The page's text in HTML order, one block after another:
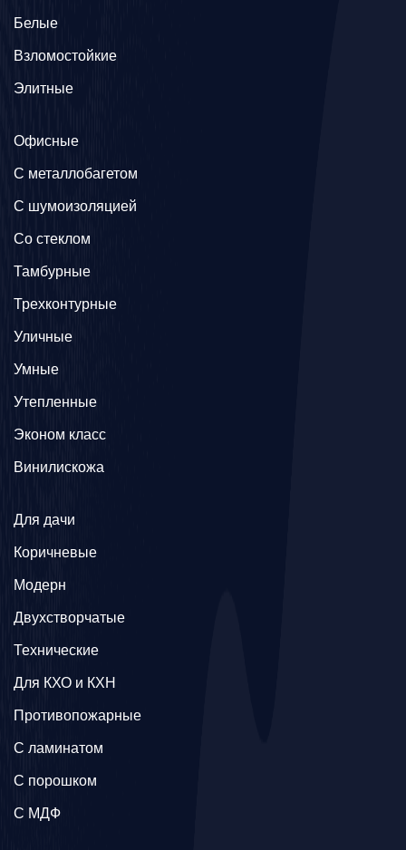
Белые
Взломостойкие
Элитные
Офисные
C металлобагетом
С шумоизоляцией
Со стеклом
Тамбурные
Трехконтурные
Уличные
Умные
Утепленные
Эконом класс
Винилискожа
Для дачи
Коричневые
Модерн
Двухстворчатые
Технические
Для КХО и КХН
Противопожарные
С ламинатом
С порошком
С МДФ